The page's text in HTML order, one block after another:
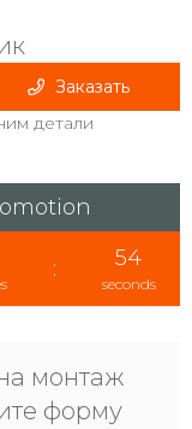
Заказать
детали
: 53
seconds
монтаж
форму